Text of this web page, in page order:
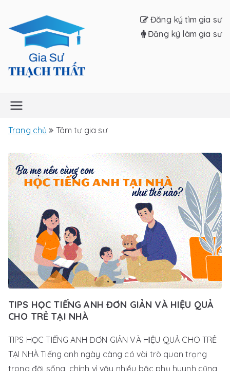
Thất
Đăng ký tìm gia sư
Đăng ký làm gia sư
Trang chủ Tâm tư gia sư
TIPS HỌC TIẾNG ANH ĐƠN GIẢN VÀ HIỆU QUẢ
CHO TRẺ TẠI NHÀ
TIPS HỌC TIẾNG ANH ĐƠN GIẢN VÀ HIỆU QUẢ CHO TRẺ
TẠI NHÀ Tiếng anh ngày càng có vài trò quan trọng
trong đời sống, chính vì vậy nhiều bậc phụ huynh cũng